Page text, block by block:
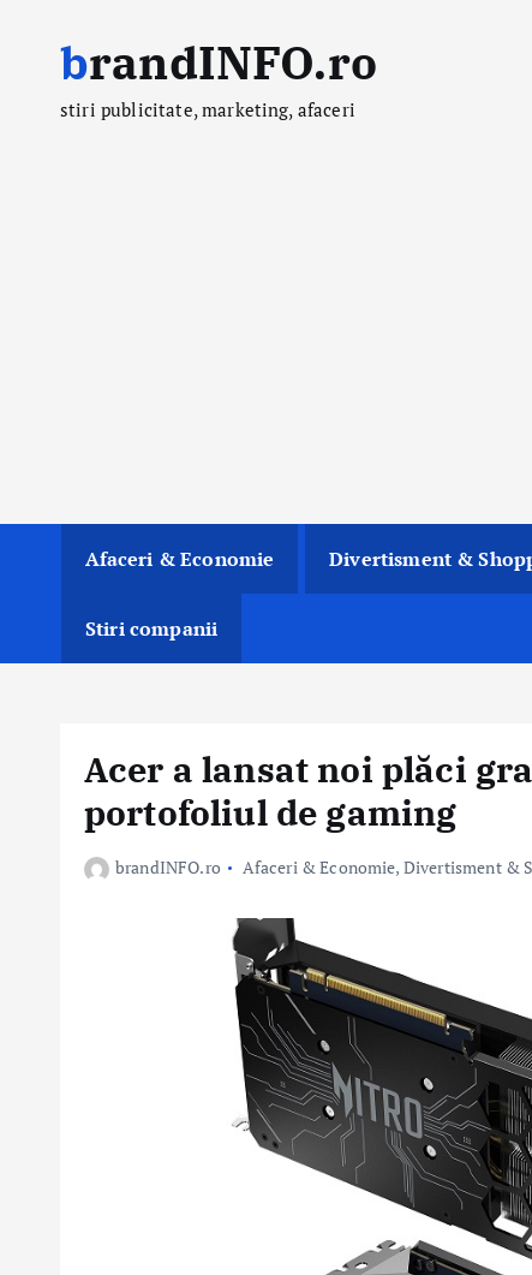
brandINFO.ro
stiri publicitate, marketing, afaceri
Afaceri & Economie Divertisment &
Stiri companii
Acer a lansat noi plăci
portofoliul de gaming
brandINFO.ro Afaceri & Economie, Divertisment &